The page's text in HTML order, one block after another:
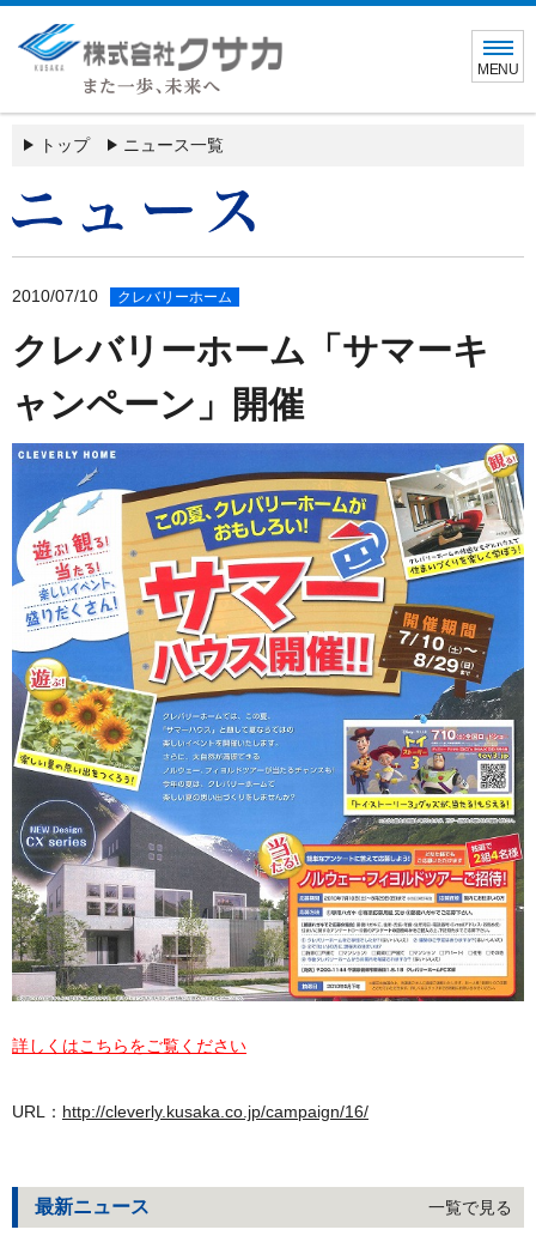
MENU
トップ ニュース一覧
2010/07/10 クレバリーホーム
クレバリーホーム「サマーキ
ャンペーン」開催
詳しくはこちらをご覧ください
URL： http://cleverly.kusaka.co.jp/campaign/16/
最新ニュース 一覧で見る